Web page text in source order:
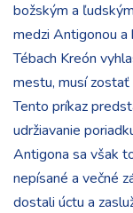
božským a
medzi Antigonou
Tébach Kreón
mestu, musí
Tento príkaz
udržiavanie
Antigona sa však
nepísané a večné
dostali úctu a